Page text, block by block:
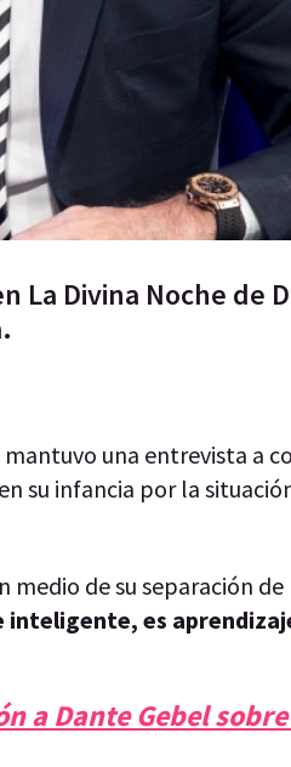
La Divina Noche de
mantuvo una entrevista a
su infancia por la
medio de su separación de
es
a Dante Gebel